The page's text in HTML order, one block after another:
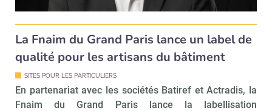
La Fnaim du Grand Paris lance un label de
qualité pour les artisans du bâtiment
SITES POUR LES PARTICULIERS
En partenariat avec les sociétés Batiref et Actradis, la
Fnaim du Grand Paris lance la labellisation